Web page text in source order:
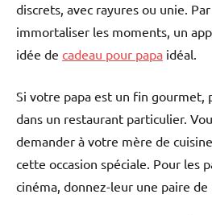
discrets, avec rayures ou unie.
immortaliser les moments, un
idée de cadeau pour papa idéal.
Si votre papa est un fin gourmet,
dans un restaurant particulier.
demander à votre mère de
cette occasion spéciale. Pour les
cinéma, donnez-leur une paire